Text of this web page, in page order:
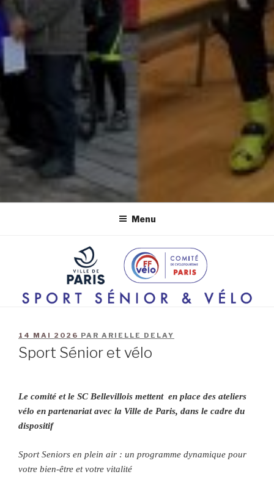
Menu
14 MAI 2026 PAR ARIELLE DELAY
Sport Sénior et vélo
Le comité et le SC Bellevillois mettent en place des ateliers
vélo en partenariat avec la Ville de Paris, dans le cadre du
dispositif
Sport Seniors en plein air : un programme dynamique pour
votre bien-être et votre vitalité